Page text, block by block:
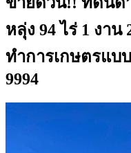
หลุ่ง 94 ไร่ 1 งาน
ทำการเกษตรแบ
9994